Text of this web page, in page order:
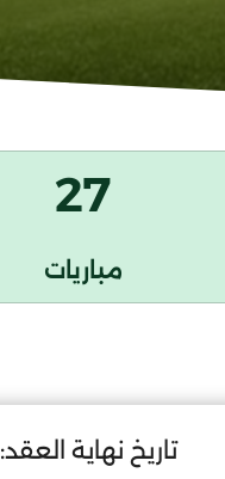
27
مباريات
تاريخ نهاية العقد: